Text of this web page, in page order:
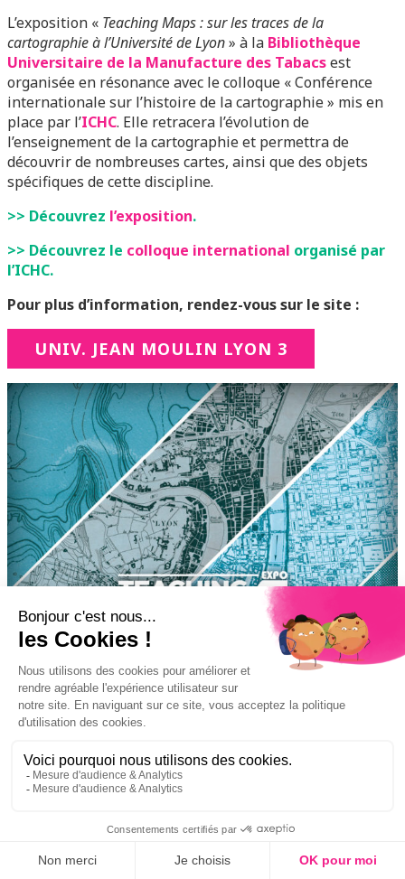
L’exposition « Teaching Maps : sur les traces de la
cartographie à l’Université de Lyon» à la Bibliothèque
Universitaire de la Manufacture des Tabacsest
organisée en résonance avec le colloque « Conférence
internationale sur l’histoire de la cartographie » mis en
place par l’ICHC. Elle retracera l’évolution de
l’enseignement de la cartographie et permettra de
découvrir de nombreuses cartes, ainsi que des objets
spécifiques de cette discipline.
>> Découvrez l’exposition.
>> Découvrez le colloque international organisé par
l’ICHC.
Pour plus d’information, rendez-vous sur le site :
UNIV. JEAN MOULIN LYON 3